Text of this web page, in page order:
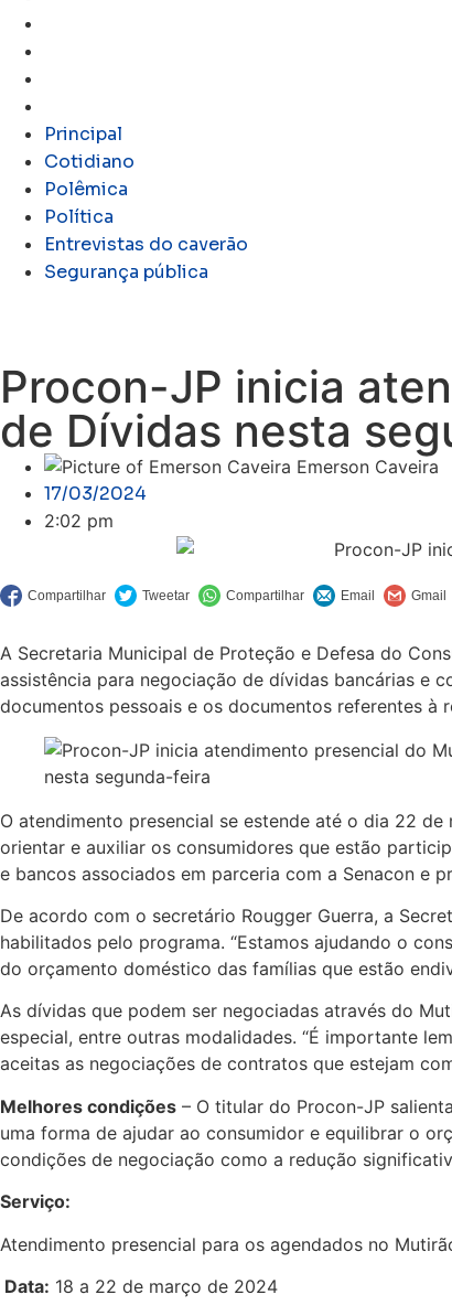
Principal
Cotidiano
Polêmica
Política
Entrevistas do caverão
Segurança pública
Procon-JP inicia
de Dívidas nesta
Emerson Caveira
17/03/2024
2:02 pm
A Secretaria Municipal de Proteção e Defesa do
assistência para negociação de dívidas bancárias e
documentos pessoais e os documentos referentes
O atendimento presencial se estende até o dia 22
orientar e auxiliar os consumidores que estão
e bancos associados em parceria com a Senacon e
De acordo com o secretário Rougger Guerra, a
habilitados pelo programa. “Estamos ajudando o
do orçamento doméstico das famílias que estão
As dívidas que podem ser negociadas através do
especial, entre outras modalidades. “É importante
aceitas as negociações de contratos que estejam
Melhores condições – O titular do Procon-JP
uma forma de ajudar ao consumidor e equilibrar o
condições de negociação como a redução
Serviço:
Atendimento presencial para os agendados no
Data: 18 a 22 de março de 2024